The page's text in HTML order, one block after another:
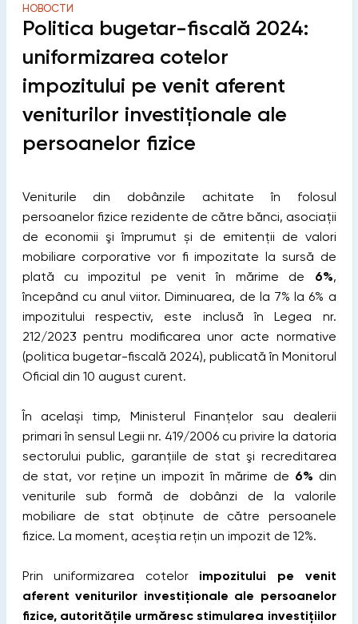
НОВОСТИ
Politica bugetar-fiscală 2024:
uniformizarea cotelor
impozitului pe venit aferent
veniturilor investiționale ale
persoanelor fizice
Veniturile din dobânzile achitate în folosul
persoanelor fizice rezidente de către bănci, asociații
de economii şi împrumut și de emitenții de valori
mobiliare corporative vor fi impozitate la sursă de
plată cu impozitul pe venit în mărime de 6%,
începând cu anul viitor. Diminuarea, de la 7% la 6% a
impozitului respectiv, este inclusă în Legea nr.
212/2023 pentru modificarea unor acte normative
(politica bugetar-fiscală 2024), publicată în Monitorul
Oficial din 10 august curent.
În același timp, Ministerul Finanțelor sau dealerii
primari în sensul Legii nr. 419/2006 cu privire la datoria
sectorului public, garanţiile de stat şi recreditarea
de stat, vor reţine un impozit în mărime de 6% din
veniturile sub formă de dobânzi de la valorile
mobiliare de stat obţinute de către persoanele
fizice. La moment, aceștia rețin un impozit de 12%.
Prin uniformizarea cotelor impozitului pe venit
aferent veniturilor investiționale ale persoanelor
fizice, autoritățile urmăresc stimularea investițiilor